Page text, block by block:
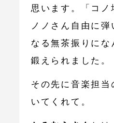
思います。「コ
ノノさん自由に
なる無茶振りに
鍛えられました。
その先に音楽担当
いてくれて。